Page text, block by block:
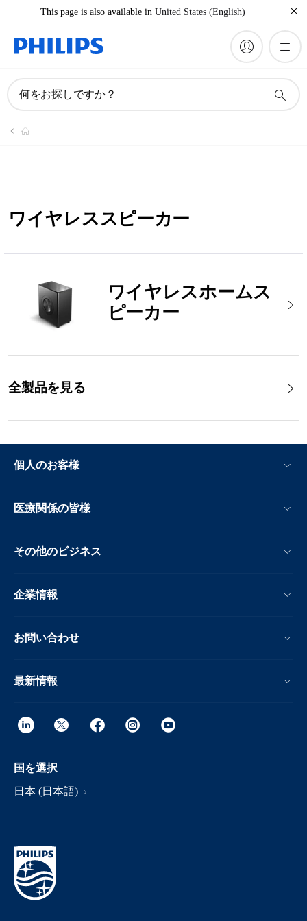
This page is also available in United States (English)
何をお探しですか？
ワイヤレススピーカー
ワイヤレスホームス
ピーカー
全製品を見る
個人のお客様
医療関係の皆様
その他のビジネス
企業情報
お問い合わせ
最新情報
国を選択
日本 (日本語)